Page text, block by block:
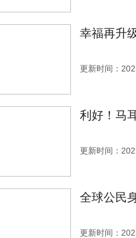
幸福再升
更新时间：
利好！马
更新时间：
全球公民
更新时间：